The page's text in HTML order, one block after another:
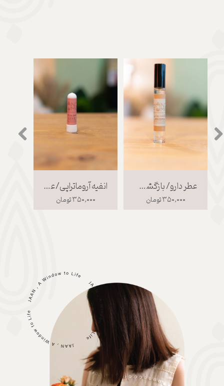
انفیه آروماتراپی/عشق رو راه بده
۳۵۰,۰۰۰ تومان
عطر دارو/ بازگشت بویایی
۳۵۰,۰۰۰ تومان